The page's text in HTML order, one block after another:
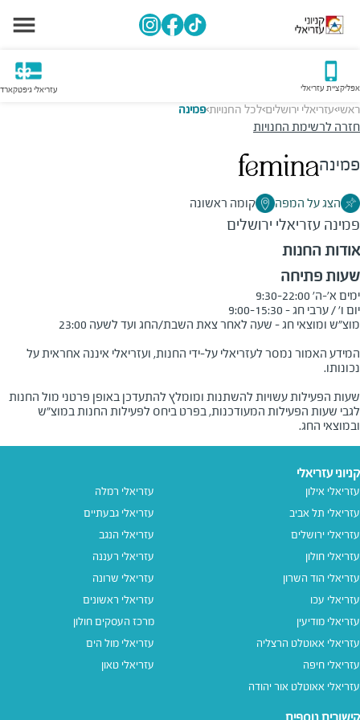
אפליקציית עזריאלי עזריאלי גיפטקארד
ראשי>עזריאלי ירושלים>לכל החנויות>פמינה
חזרה לרשימת החנויות
פמינה
הצג על המפה קומה ראשונה
פמינה עזריאלי ירושלים
אודות החנות
שעות פתיחה
המידע האמור נמסר לעזריאלי על-ידי החנות, ועזריאלי איננה אחראית על
שעות הפעילות עשויות להשתנות ומומלץ להתעדכן באופן פרטני מול החנות
לגבי שעות הפעילות המעודכנות, בפרט ביחס לפעילות החנות במוצ"ש
ובמוצאי החג.
קניוני עזריאלי
עזריאלי אילון
עזריאלי תל אביב
עזריאלי ירושלים
עזריאלי חולון
עזריאלי הוד השרון
עזריאלי עכו
עזריאלי מודיעין
עזריאלי אאוטלט הרצליה
עזריאלי חיפה
עזריאלי אאוטלט אור יהודה
עזריאלי רמלה
עזריאלי גבעתיים
עזריאלי הנגב
עזריאלי רעננה
עזריאלי שרונה
עזריאלי ראשונים
מרכז העסקים חולון
עזריאלי מול הים
עזריאלי טאון